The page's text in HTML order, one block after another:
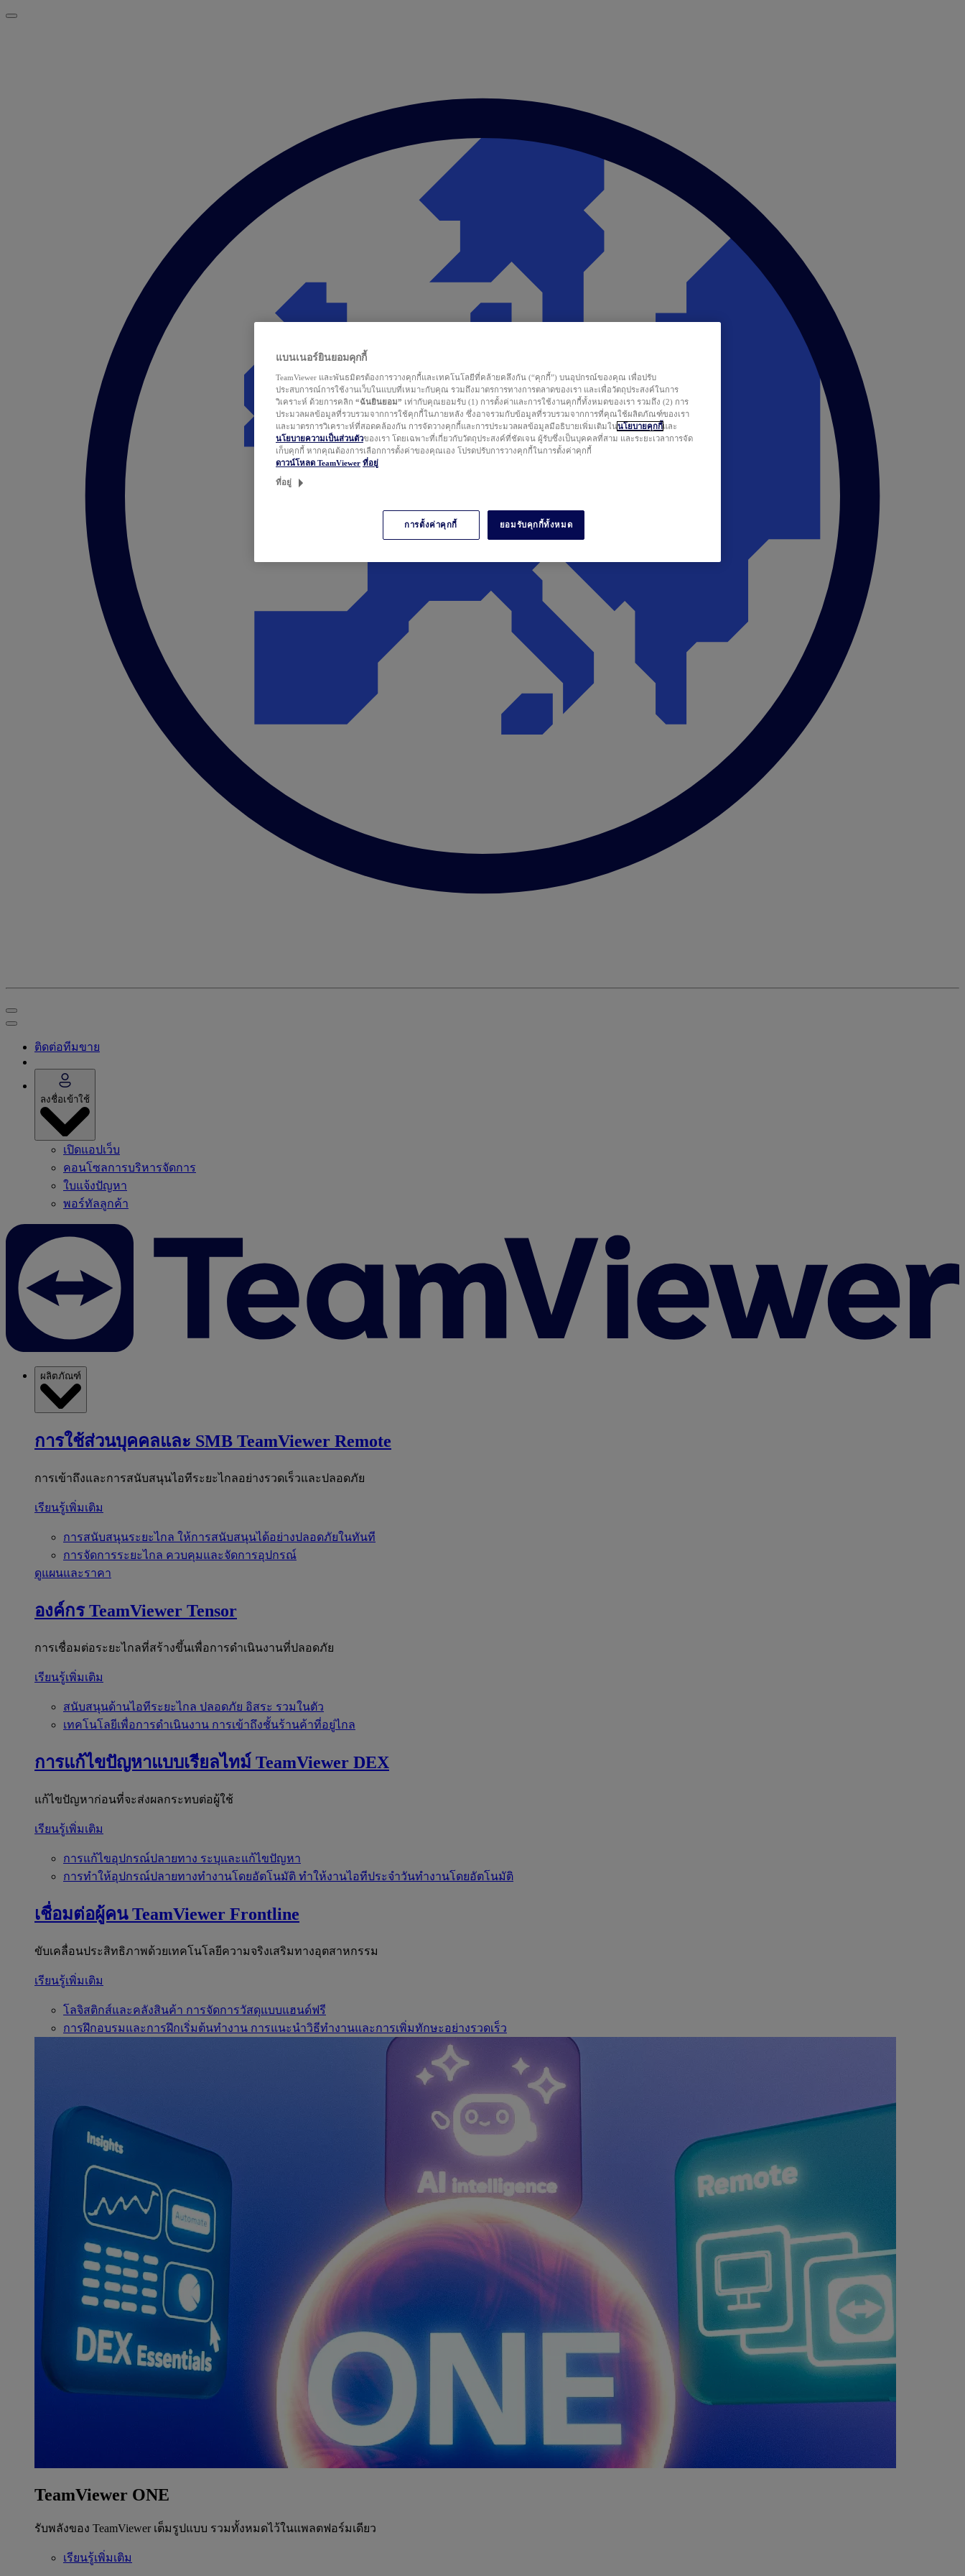
ติดต่อทีมขาย
ลงชื่อเข้าใช้
เปิดแอปเว็บ
คอนโซลการบริหารจัดการ
ใบแจ้งปัญหา
พอร์ทัลลูกค้า
ผลิตภัณฑ์
การใช้ส่วนบุคคลและ SMB TeamViewer Remote
การเข้าถึงและการสนับสนุนไอทีระยะไกลอย่างรวดเร็วและปลอดภัย
เรียนรู้เพิ่มเติม
การสนับสนุนระยะไกล ให้การสนับสนุนได้อย่างปลอดภัยในทันที
การจัดการระยะไกล ควบคุมและจัดการอุปกรณ์
ดูแผนและราคา
องค์กร TeamViewer Tensor
การเชื่อมต่อระยะไกลที่สร้างขึ้นเพื่อการดำเนินงานที่ปลอดภัย
เรียนรู้เพิ่มเติม
สนับสนุนด้านไอทีระยะไกล ปลอดภัย อิสระ รวมในตัว
เทคโนโลยีเพื่อการดำเนินงาน การเข้าถึงชั้นร้านค้าที่อยู่ไกล
การแก้ไขปัญหาแบบเรียลไทม์ TeamViewer DEX
แก้ไขปัญหาก่อนที่จะส่งผลกระทบต่อผู้ใช้
เรียนรู้เพิ่มเติม
การแก้ไขอุปกรณ์ปลายทาง ระบุและแก้ไขปัญหา
การทำให้อุปกรณ์ปลายทางทำงานโดยอัตโนมัติ ทำให้งานไอทีประจำวันทำงานโดยอัตโนมัติ
เชื่อมต่อผู้คน TeamViewer Frontline
ขับเคลื่อนประสิทธิภาพด้วยเทคโนโลยีความจริงเสริมทางอุตสาหกรรม
เรียนรู้เพิ่มเติม
โลจิสติกส์และคลังสินค้า การจัดการวัสดุแบบแฮนด์ฟรี
การฝึกอบรมและการฝึกเริ่มต้นทำงาน การแนะนำวิธีทำงานและการเพิ่มทักษะอย่างรวดเร็ว
TeamViewer ONE
รับพลังของ TeamViewer เต็มรูปแบบ รวมทั้งหมดไว้ในแพลตฟอร์มเดียว
เรียนรู้เพิ่มเติม
แบนเนอร์ยินยอมคุกกี้
TeamViewer และพันธมิตรต้องการวางคุกกี้และเทคโนโลยีที่คล้ายคลึงกัน (“คุกกี้”) บนอุปกรณ์ของคุณ เพื่อปรับ
ประสบการณ์การใช้งานเว็บในแบบที่เหมาะกับคุณ รวมถึงมาตรการทางการตลาดของเรา และเพื่อวัตถุประสงค์ในการ
วิเคราะห์ ด้วยการคลิก “ฉันยินยอม” เท่ากับคุณยอมรับ (1) การตั้งค่าและการใช้งานคุกกี้ทั้งหมดของเรา รวมถึง (2) การ
ประมวลผลข้อมูลที่รวบรวมจากการใช้คุกกี้ในภายหลัง ซึ่งอาจรวมกับข้อมูลที่รวบรวมจากการที่คุณใช้ผลิตภัณฑ์ของเรา
และมาตรการวิเคราะห์ที่สอดคล้องกัน การจัดวางคุกกี้และการประมวลผลข้อมูลมีอธิบายเพิ่มเติมในนโยบายคุกกี้และ
นโยบายความเป็นส่วนตัวของเรา โดยเฉพาะที่เกี่ยวกับวัตถุประสงค์ที่ชัดเจน ผู้รับซึ่งเป็นบุคคลที่สาม และระยะเวลาการจัด
เก็บคุกกี้ หากคุณต้องการเลือกการตั้งค่าของคุณเอง โปรดปรับการวางคุกกี้ในการตั้งค่าคุกกี้
ดาวน์โหลด TeamViewer ที่อยู่
ที่อยู่
การตั้งค่าคุกกี้ ยอมรับคุกกี้ทั้งหมด